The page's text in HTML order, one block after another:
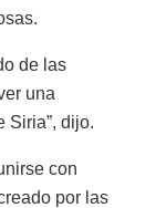
de las
una
Siria”, dijo.
con
por las